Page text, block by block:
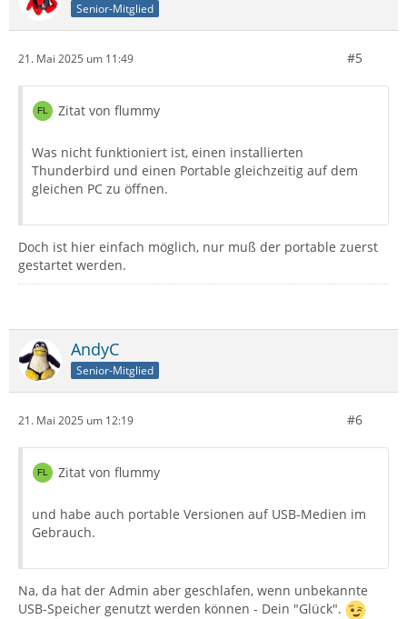
Senior-Mitglied
21. Mai 2025 um 11:49 #5
Zitat von flummy
Was nicht funktioniert ist, einen installierten
Thunderbird und einen Portable gleichzeitig auf dem
gleichen PC zu öffnen.
Doch ist hier einfach möglich, nur muß der portable zuerst
gestartet werden.
AndyC
Senior-Mitglied
21. Mai 2025 um 12:19 #6
Zitat von flummy
und habe auch portable Versionen auf USB-Medien im
Gebrauch.
Na, da hat der Admin aber geschlafen, wenn unbekannte
USB-Speicher genutzt werden können - Dein "Glück".